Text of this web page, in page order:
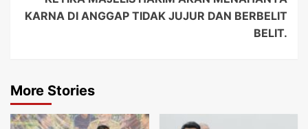
KARNA DI ANGGAP TIDAK JUJUR DAN BERBELIT
BELIT.
More Stories